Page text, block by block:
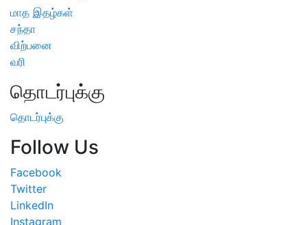
மாத இதழ்கள்
சந்தா
விற்பனை
வரி
தொடர்புக்கு
தொடர்புக்கு
Follow Us
Facebook
Twitter
LinkedIn
Instagram